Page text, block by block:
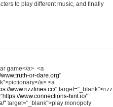
to play different music, and finally
game</a> <a
www.truth-or-dare.org"
a> <a
www.rizzlines.cc/" target="_blank">rizz
https://www.connections-hint.io/"
" target="_blank">play monopoly